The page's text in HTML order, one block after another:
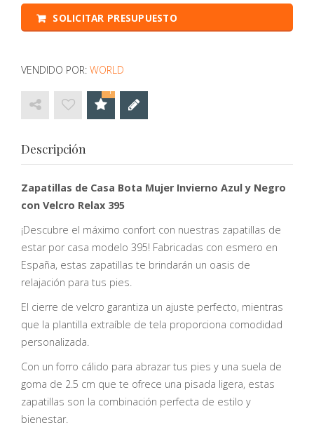
SOLICITAR PRESUPUESTO
VENDIDO POR: WORLD
1
Descripción
Zapatillas de Casa Bota Mujer Invierno Azul y Negro
con Velcro Relax 395
¡Descubre el máximo confort con nuestras zapatillas de
estar por casa modelo 395! Fabricadas con esmero en
España, estas zapatillas te brindarán un oasis de
relajación para tus pies.
El cierre de velcro garantiza un ajuste perfecto, mientras
que la plantilla extraíble de tela proporciona comodidad
personalizada.
Con un forro cálido para abrazar tus pies y una suela de
goma de 2.5 cm que te ofrece una pisada ligera, estas
zapatillas son la combinación perfecta de estilo y
bienestar.